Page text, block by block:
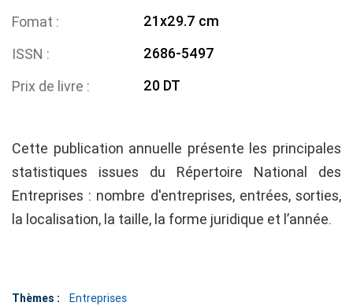
Fomat
21x29.7 cm
ISSN
2686-5497
Prix de livre
20 DT
Cette publication annuelle présente les principales
statistiques issues du Répertoire National des
Entreprises : nombre d'entreprises, entrées, sorties,
la localisation, la taille, la forme juridique et l’année.
Thèmes : Entreprises